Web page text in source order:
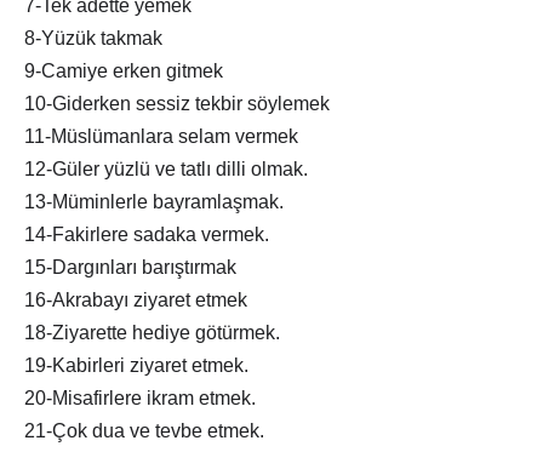
7-Tek adette yemek
8-Yüzük takmak
9-Camiye erken gitmek
10-Giderken sessiz tekbir söylemek
11-Müslümanlara selam vermek
12-Güler yüzlü ve tatlı dilli olmak.
13-Müminlerle bayramlaşmak.
14-Fakirlere sadaka vermek.
15-Dargınları barıştırmak
16-Akrabayı ziyaret etmek
18-Ziyarette hediye götürmek.
19-Kabirleri ziyaret etmek.
20-Misafirlere ikram etmek.
21-Çok dua ve tevbe etmek.